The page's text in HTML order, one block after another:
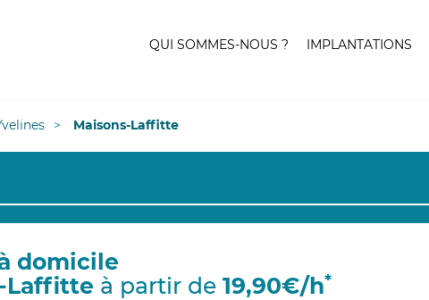
QUI SOMMES-NOUS ? IMPLANTATIONS
Maisons-Laffitte
domicile
Laffitte à partir de 19,90€/h*